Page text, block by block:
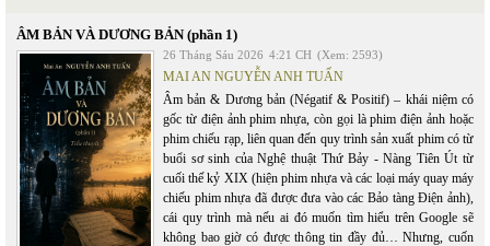
ÂM BẢN VÀ DƯƠNG BẢN (phần 1)
26 Tháng Sáu 2026 4:21 CH (Xem: 2593)
MAI AN NGUYỄN ANH TUẤN
Âm bản & Dương bản (Négatif & Positif) – khái niệm có
gốc từ điện ảnh phim nhựa, còn gọi là phim điện ảnh hoặc
phim chiếu rạp, liên quan đến quy trình sản xuất phim có từ
buổi sơ sinh của Nghệ thuật Thứ Bảy - Nàng Tiên Út từ
cuối thế kỷ XIX (hiện phim nhựa và các loại máy quay máy
chiếu phim nhựa đã được đưa vào các Bảo tàng Điện ảnh),
cái quy trình mà nếu ai đó muốn tìm hiểu trên Google sẽ
không bao giờ có được thông tin đầy đủ… Nhưng, cuốn